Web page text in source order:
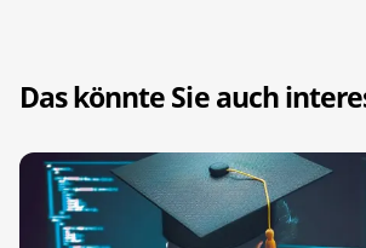
Das könnte Sie auch